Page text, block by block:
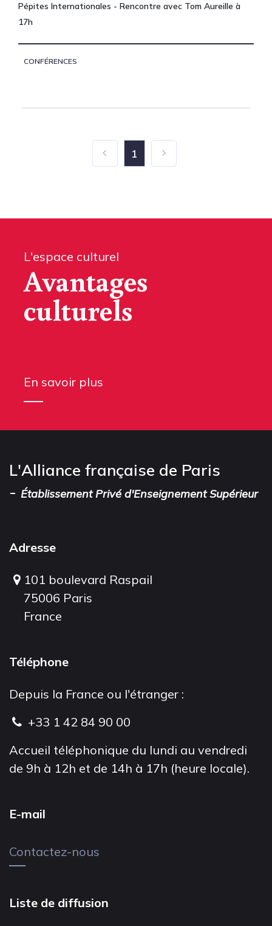
Pépites Internationales - Rencontre avec Tom Aureille à
17h
CONFÉRENCES
1
L'espace culturel
Avantages
culturels
En savoir plus
L'Alliance française de Paris
- Établissement Privé d'Enseignement Supérieur
Adresse
101 boulevard Raspail
75006 Paris
France
Téléphone
Depuis la France ou l'étranger :
+33 1 42 84 90 00
Accueil téléphonique du lundi au vendredi
de 9h à 12h et de 14h à 17h (heure locale).
E-mail
Contactez-nous
Liste de diffusion